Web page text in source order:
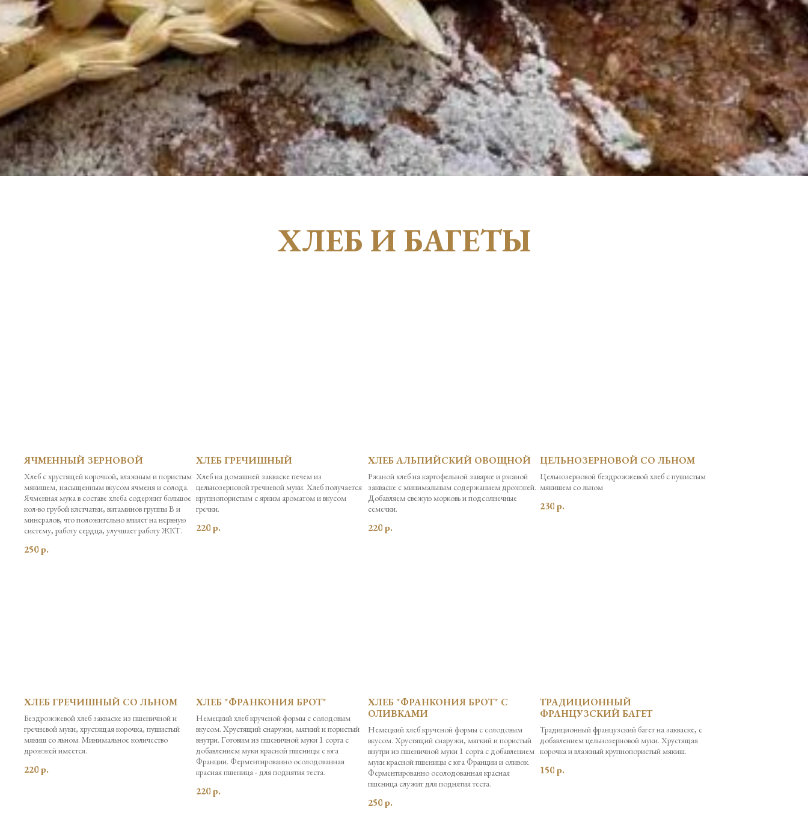
ХЛЕБ И БАГЕТЫ
ЯЧМЕННЫЙ ЗЕРНОВОЙ
Хлеб с хрустящей корочкой, влажным и пористым
мякишем, насыщенным вкусом ячменя и солода.
Ячменная мука в составе хлеба содержит большое
кол-во грубой клетчатки, витаминов группы B и
минералов, что положительно влияет на нервную
систему, работу сердца, улучшает работу ЖКТ.
250р.
ХЛЕБ ГРЕЧИШНЫЙ
Хлеб на домашней закваске печем из
цельнозерновой гречневой муки. Хлеб получается
крупнопористым с ярким ароматом и вкусом
гречки.
220р.
ХЛЕБ АЛЬПИЙСКИЙ ОВОЩНОЙ
Ржаной хлеб на картофельной заварке и ржаной
закваске с минимальным содержанием дрожжей.
Добавляем свежую морковь и подсолнечные
семечки.
220р.
ЦЕЛЬНОЗЕРНОВОЙ СО ЛЬНОМ
Цельнозерновой бездрожжевой хлеб с пушистым
мякишем со льном
230р.
ХЛЕБ ГРЕЧИШНЫЙ СО ЛЬНОМ
Бездрожжевой хлеб закваске из пшеничной и
гречневой муки, хрустящая корочка, пушистый
мякиш со льном. Минимальное количество
дрожжей имеется.
220р.
ХЛЕБ "ФРАНКОНИЯ БРОТ"
Немецкий хлеб крученой формы с солодовым
вкусом. Хрустящий снаружи, мягкий и пористый
внутри. Готовим из пшеничной муки 1 сорта с
добавлением муки красной пшеницы с юга
Франции. Ферментированно осолодованная
красная пшеница - для поднятия теста.
220р.
ХЛЕБ "ФРАНКОНИЯ БРОТ" С
ОЛИВКАМИ
Немецкий хлеб крученой формы с солодовым
вкусом. Хрустящий снаружи, мягкий и пористый
внутри из пшеничной муки 1 сорта с добавлением
муки красной пшеницы с юга Франции и оливок.
Ферментированно осолодованная красная
пшеница служит для поднятия теста.
250р.
ТРАДИЦИОННЫЙ
ФРАНЦУЗСКИЙ БАГЕТ
Традиционный французский багет на закваске, с
добавлением цельнозерновой муки. Хрустящая
корочка и влажный крупнопористый мякиш.
150р.